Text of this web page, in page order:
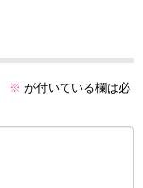
※ が付いている欄は必